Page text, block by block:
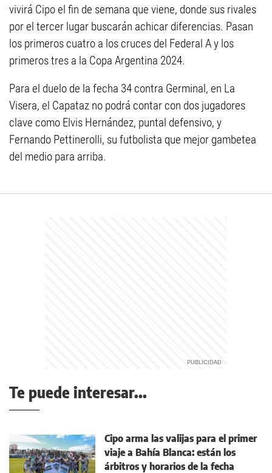
vivirá Cipo el fin de semana que viene, donde sus rivales
por el tercer lugar buscarán achicar diferencias. Pasan
los primeros cuatro a los cruces del Federal A y los
primeros tres a la Copa Argentina 2024.
Para el duelo de la fecha 34 contra Germinal, en La
Visera, el Capataz no podrá contar con dos jugadores
clave como Elvis Hernández, puntal defensivo, y
Fernando Pettinerolli, su futbolista que mejor gambetea
del medio para arriba.
Te puede interesar...
Cipo arma las valijas para el primer
viaje a Bahía Blanca: están los
árbitros y horarios de la fecha